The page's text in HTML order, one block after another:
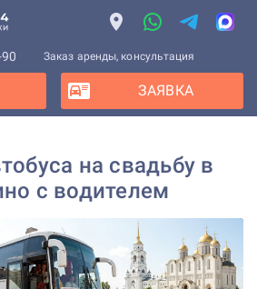
Заказ аренды, консультация
ЗАЯВКА
на свадьбу в
с водителем